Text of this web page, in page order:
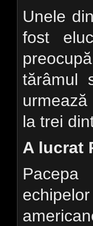
Unele
fost
tărâmul
la trei
A lucrat